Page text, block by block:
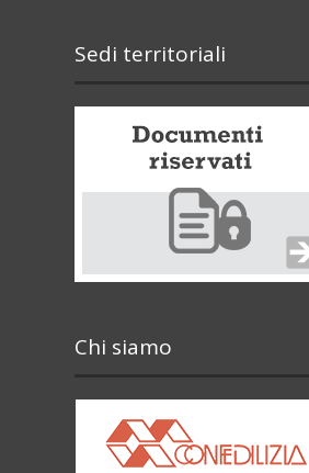
Sedi territoriali
Chi siamo